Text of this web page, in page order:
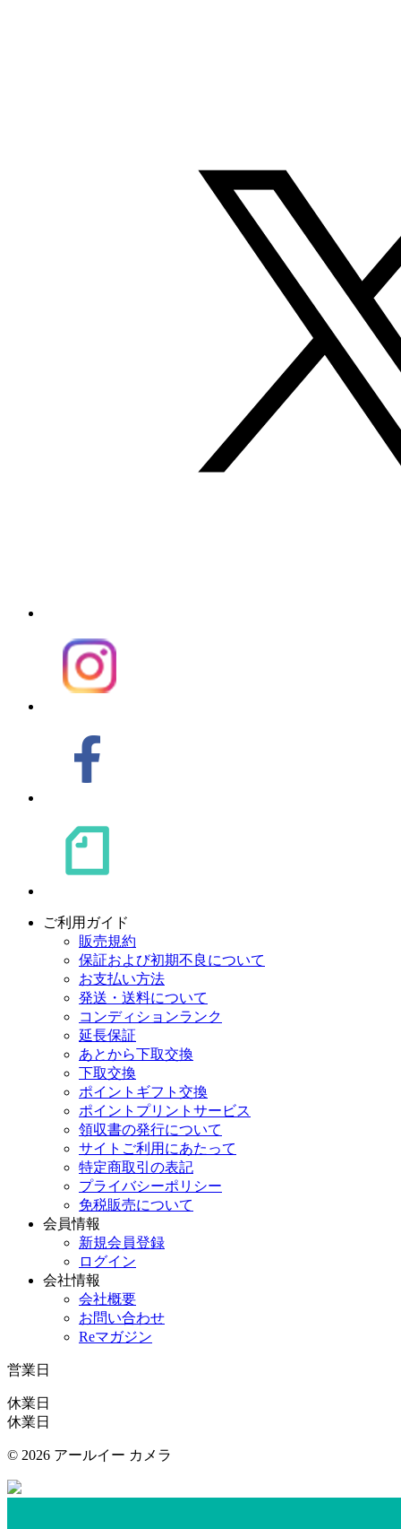
ご利用ガイド
販売規約
保証および初期不良について
お支払い方法
発送・送料について
コンディションランク
延長保証
あとから下取交換
下取交換
ポイントギフト交換
ポイントプリントサービス
領収書の発行について
サイトご利用にあたって
特定商取引の表記
プライバシーポリシー
免税販売について
会員情報
新規会員登録
ログイン
会社情報
会社概要
お問い合わせ
Reマガジン
営業日
休業日
休業日
© 2026 アールイー カメラ